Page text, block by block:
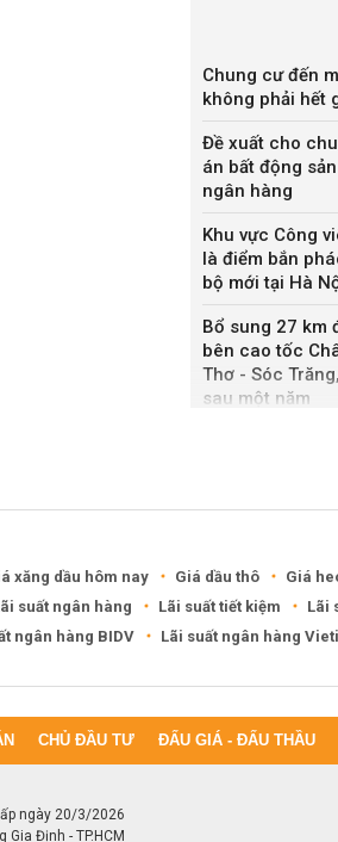
Chung cư đến
không phải hết
Đề xuất cho
án bất động
ngân hàng
Khu vực Công
là điểm bắn
bộ mới tại Hà
Bổ sung 27 km
bên cao tốc
Thơ - Sóc
sau một năm
xăng dầu hôm nay Giá dầu thô Giá
suất ngân hàng Lãi suất tiết kiệm Lãi
ngân hàng BIDV Lãi suất ngân hàng
CHỦ ĐẦU TƯ ĐẤU GIÁ - ĐẤU THẦU
ngày 20/3/2026
Gia Định - TP.HCM